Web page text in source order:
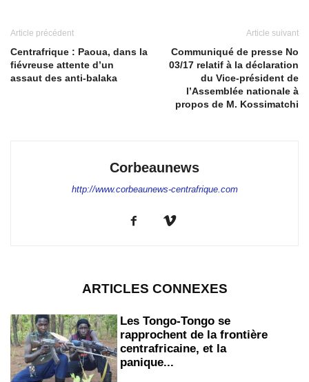
Article précédent
Centrafrique : Paoua, dans la
fiévreuse attente d’un
assaut des anti-balaka
Article suivant
Communiqué de presse No
03/17 relatif à la déclaration
du Vice-président de
l’Assemblée nationale à
propos de M. Kossimatchi
Corbeaunews
http://www.corbeaunews-centrafrique.com
ARTICLES CONNEXES
Les Tongo-Tongo se
rapprochent de la frontière
centrafricaine, et la
panique...